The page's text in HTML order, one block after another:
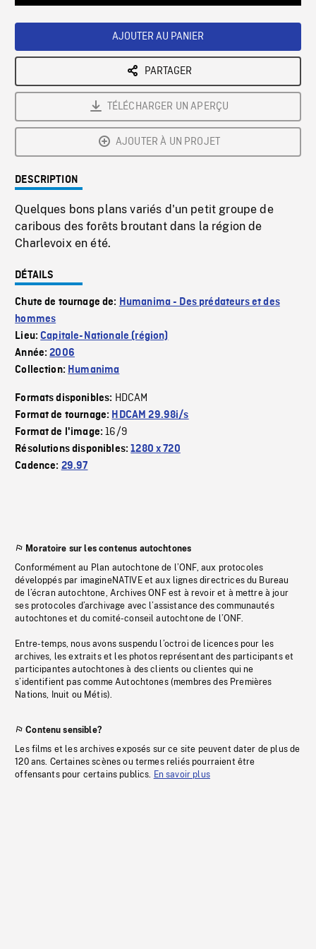
AJOUTER AU PANIER
PARTAGER
TÉLÉCHARGER UN APERÇU
AJOUTER À UN PROJET
DESCRIPTION
Quelques bons plans variés d'un petit groupe de
caribous des forêts broutant dans la région de
Charlevoix en été.
DÉTAILS
Chute de tournage de: Humanima - Des prédateurs et des
hommes
Lieu:Capitale-Nationale (région)
Année:2006
Collection: Humanima
Formats disponibles: HDCAM
Format de tournage: HDCAM 29.98i/s
Format de l'image:16/9
Résolutions disponibles:1280 x 720
Cadence: 29.97
Moratoire sur les contenus autochtones
Conformément au Plan autochtone de l’ONF, aux protocoles
développés par imagineNATIVE et aux lignes directrices du Bureau
de l’écran autochtone, Archives ONF est à revoir et à mettre à jour
ses protocoles d’archivage avec l’assistance des communautés
autochtones et du comité-conseil autochtone de l’ONF.
Entre-temps, nous avons suspendu l’octroi de licences pour les
archives, les extraits et les photos représentant des participants et
participantes autochtones à des clients ou clientes qui ne
s’identifient pas comme Autochtones (membres des Premières
Nations, Inuit ou Métis).
Contenu sensible?
Les films et les archives exposés sur ce site peuvent dater de plus de
120 ans. Certaines scènes ou termes reliés pourraient être
offensants pour certains publics. En savoir plus